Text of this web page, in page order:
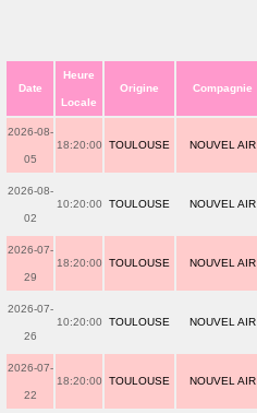
Date
Heure
Locale
Origine Compagnie
2026-08-
05
18:20:00 TOULOUSE NOUVEL AIR
2026-08-
02
10:20:00 TOULOUSE NOUVEL AIR
2026-07-
29
18:20:00 TOULOUSE NOUVEL AIR
2026-07-
26
10:20:00 TOULOUSE NOUVEL AIR
2026-07-
22
18:20:00 TOULOUSE NOUVEL AIR